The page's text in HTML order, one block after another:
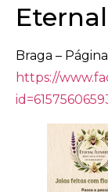
Braga –
https://